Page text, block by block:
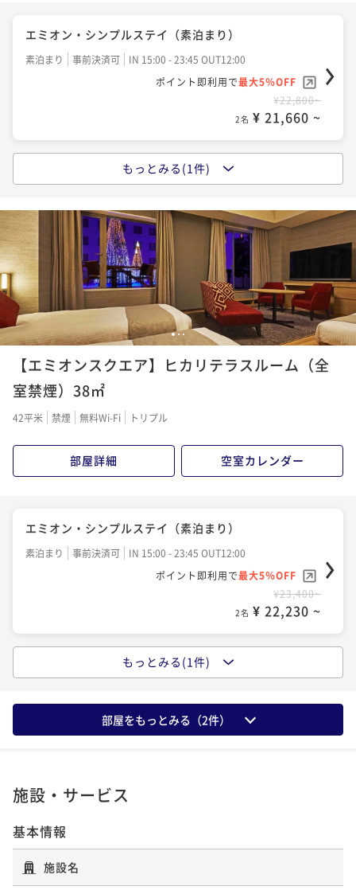
エミオン・シンプルステイ（素泊まり）
素泊まり 事前決済可
IN 15:00 - 23:45 OUT12:00
ポイント即利用で最大5％OFF
¥22,800~
2名 ¥ 21,660 ~
エミオン・シンプルステイ（朝食付き）
ポイント即利用で最大5％OFF
2名 ¥ 26,030 ~
もっとみる(1件)
123
【エミオンスクエア】ヒカリテラスルーム（全
室禁煙）38㎡
42平米 禁煙 無料Wi-Fi トリプル
部屋詳細 空室カレンダー
エミオン・シンプルステイ（素泊まり）
素泊まり 事前決済可
IN 15:00 - 23:45 OUT12:00
ポイント即利用で最大5％OFF
¥23,400~
2名 ¥ 22,230 ~
エミオン・シンプルステイ（朝食付き）
ポイント即利用で
最大5％OFF
¥28,000~
もっとみる(1件)
部屋をもっとみる（2件）
施設・サービス
基本情報
施設名